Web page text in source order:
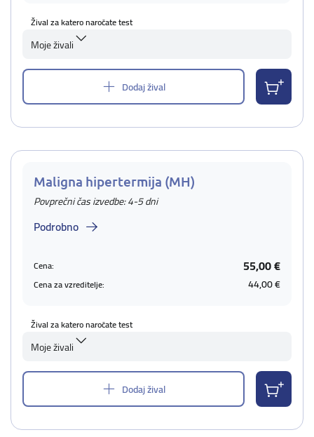
Žival za katero naročate test
Moje živali
Dodaj žival
Maligna hipertermija (MH)
Povprečni čas izvedbe: 4-5 dni
Podrobno
Cena: 55,00 €
Cena za vzreditelje: 44,00 €
Žival za katero naročate test
Moje živali
Dodaj žival